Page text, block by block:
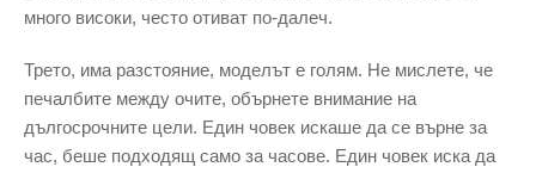
много високи, често отиват по-далеч.
Трето, има разстояние, моделът е голям. Не мислете, че
печалбите между очите, обърнете внимание на
дългосрочните цели. Един човек искаше да се върне за
час, беше подходящ само за часове. Един човек иска да